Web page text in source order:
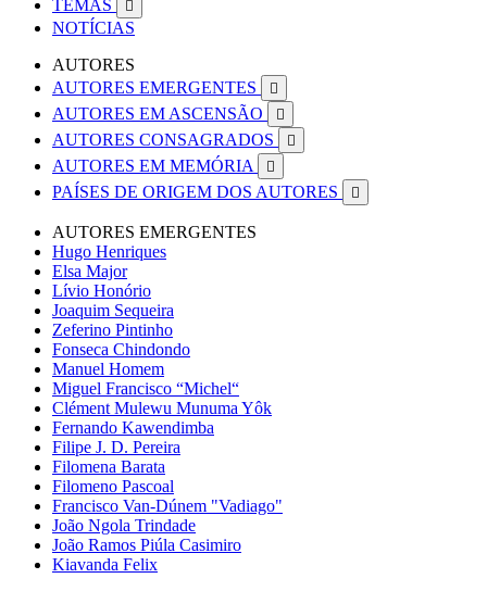
TEMAS 
NOTÍCIAS
AUTORES
AUTORES EMERGENTES

AUTORES EM ASCENSÃO 
AUTORES CONSAGRADOS 
AUTORES EM MEMÓRIA 
PAÍSES DE ORIGEM DOS AUTORES 
AUTORES EMERGENTES
Hugo Henriques
Elsa Major
Lívio Honório
Joaquim Sequeira
Zeferino Pintinho
Fonseca Chindondo
Manuel Homem
Miguel Francisco “Michel“
Clément Mulewu Munuma Yôk
Fernando Kawendimba
Filipe J. D. Pereira
Filomena Barata
Filomeno Pascoal
Francisco Van-Dúnem "Vadiago"
João Ngola Trindade
João Ramos Piúla Casimiro
Kiavanda Felix